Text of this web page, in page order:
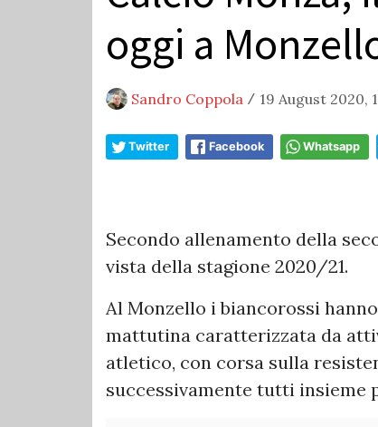
oggi a
Sandro Coppola / 19 August 2020,
Twitter Facebook Whatsapp
Secondo allenamento della
vista della stagione 2020/21.
Al Monzello i biancorossi
mattutina caratterizzata da
atletico, con corsa sulla
successivamente tutti insieme